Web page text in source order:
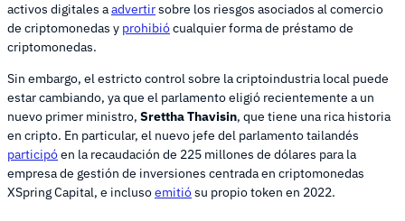
activos digitales aadvertirsobre los riesgos asociados al comercio
de criptomonedas y prohibiócualquier forma de préstamo de
criptomonedas.
Sin embargo, el estricto control sobre la criptoindustria local puede
estar cambiando, ya que el parlamento eligió recientemente a un
nuevo primer ministro, Srettha Thavisin, que tiene una rica historia
en cripto. En particular, el nuevo jefe del parlamento tailandés
participóen la recaudación de 225 millones de dólares para la
empresa de gestión de inversiones centrada en criptomonedas
XSpring Capital, e inclusoemitiósu propio token en 2022.